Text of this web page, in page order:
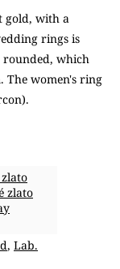
gold, with a
rings is
rounded, which
The women's ring
zlato
, Lab.